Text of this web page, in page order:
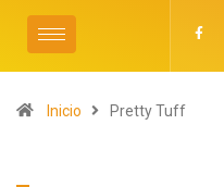
Inicio Pretty Tuff